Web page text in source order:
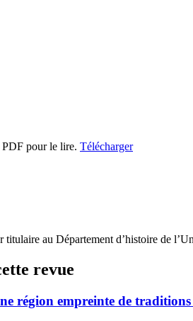
PDF pour le lire. Télécharger
titulaire au Département d’histoire de
revue
région empreinte de